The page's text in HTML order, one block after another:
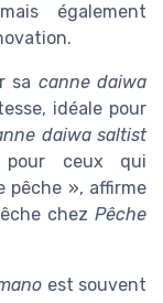
également
sa canne daiwa
idéale pour
daiwa saltist
ceux qui
pêche », affirme
chez Pêche
est souvent